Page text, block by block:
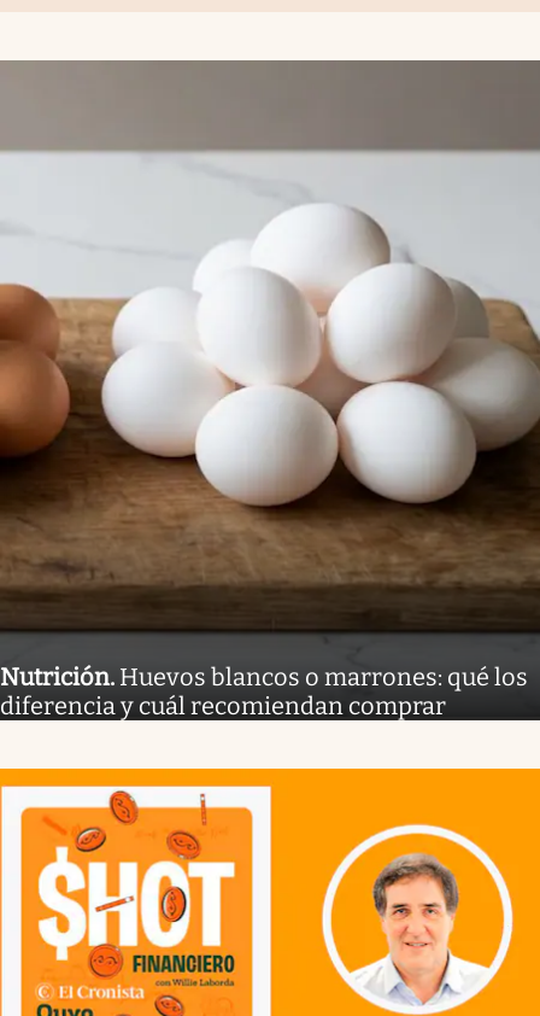
Nutrición. Huevos blancos o marrones: qué los
diferencia y cuál recomiendan comprar